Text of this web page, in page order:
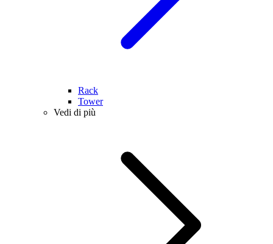
Rack
Tower
Vedi di più